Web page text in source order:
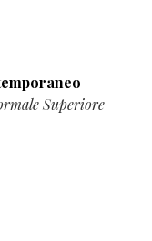
Superiore